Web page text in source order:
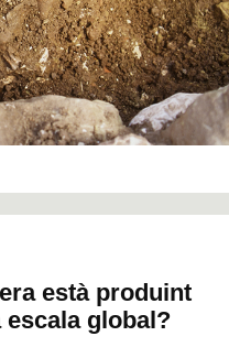
està produint
escala global?